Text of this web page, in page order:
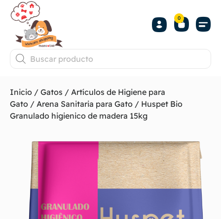
0
Inicio / Gatos / Artículos de Higiene para
Gato / Arena Sanitaria para Gato / Huspet Bio
Granulado higienico de madera 15kg